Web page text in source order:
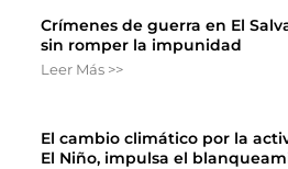
Crímenes de guerra en El
sin romper la impunidad
Leer Más >>
El cambio climático por la
El Niño, impulsa el